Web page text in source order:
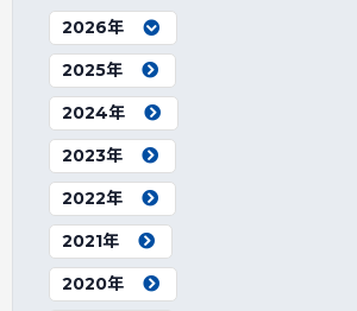
2026年
2025年
2024年
2023年
2022年
2021年
2020年